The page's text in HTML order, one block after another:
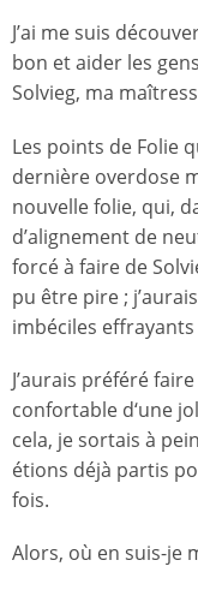
J’ai me suis
bon et aider les
Solvieg, ma
Les points de Folie
dernière overdose
nouvelle folie, qui,
d’alignement de
forcé à faire de
pu être pire ;
imbéciles effrayants
J’aurais préféré
confortable d‘une
cela, je sortais à
étions déjà partis
fois.
Alors, où en suis-je